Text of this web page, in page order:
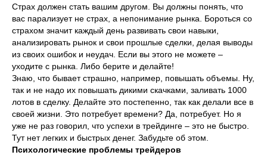
Страх должен стать вашим другом. Вы должны понять, что
вас парализует не страх, а непонимание рынка. Бороться со
страхом значит каждый день развивать свои навыки,
анализировать рынок и свои прошлые сделки, делая выводы
из своих ошибок и неудач. Если вы этого не можете –
уходите с рынка. Либо берите и делайте!
Знаю, что бывает страшно, например, повышать объемы. Ну,
так и не надо их повышать дикими скачками, заливать 1000
лотов в сделку. Делайте это постепенно, так как делали все в
своей жизни. Это потребует времени? Да, потребует. Но я
уже не раз говорил, что успехи в трейдинге – это не быстро.
Тут нет легких и быстрых денег. Забудьте об этом.
Психологические проблемы трейдеров